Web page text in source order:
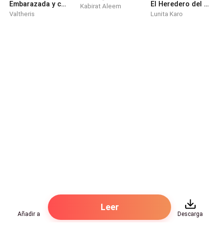
años, ha cometido ningún error imperdonable, así que
Presidente Ejecutivo es que se comporta como una
verdadera secretaria, el resto del tiempo, hace lo que
le venga en ganas.
Embarazada y casada con el enemigo de mi ex
Valtheris
Kabirat Aleem El Heredero del Arrogante Millonario
Lunita Karo
Añadir a
Leer
Descarga